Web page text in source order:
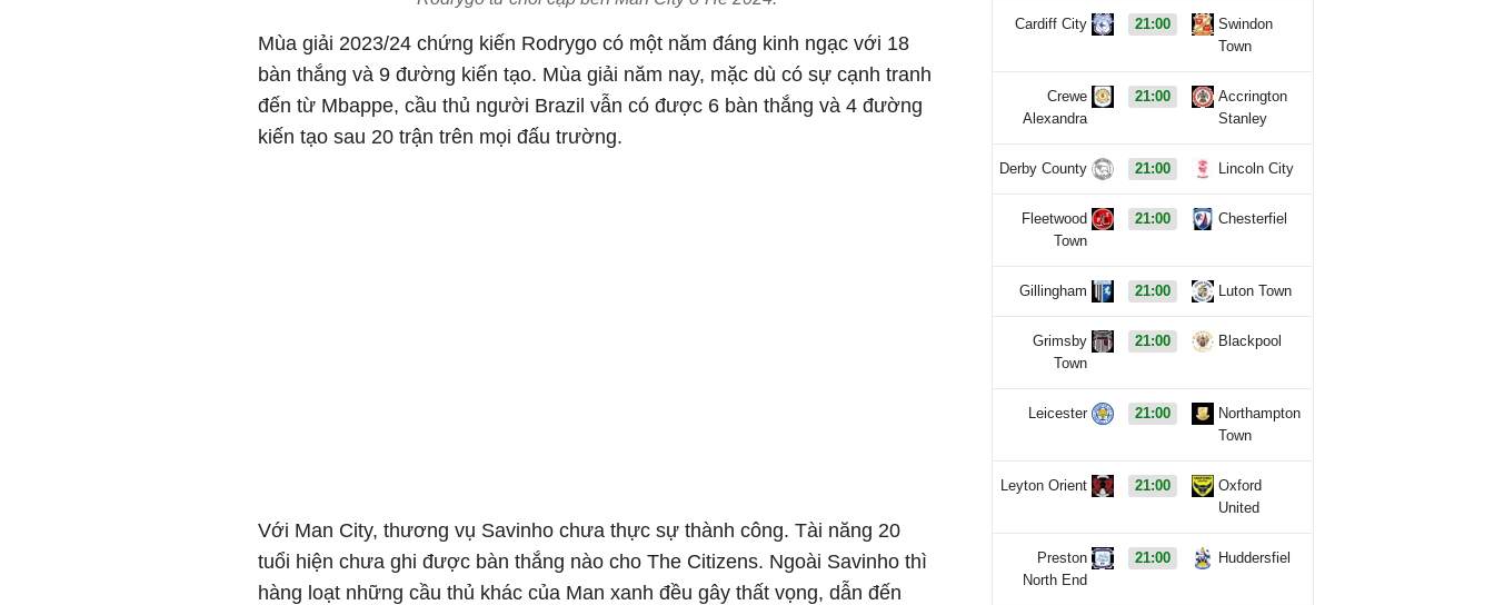
Mùa giải 2023/24 chứng kiến Rodrygo có một năm đáng kinh ngạc với 18
bàn thắng và 9 đường kiến tạo. Mùa giải năm nay, mặc dù có sự cạnh tranh
đến từ Mbappe, cầu thủ người Brazil vẫn có được 6 bàn thắng và 4 đường
kiến tạo sau 20 trận trên mọi đấu trường.
Với Man City, thương vụ Savinho chưa thực sự thành công. Tài năng 20
tuổi hiện chưa ghi được bàn thắng nào cho The Citizens. Ngoài Savinho thì
hàng loạt những cầu thủ khác của Man xanh đều gây thất vọng, dẫn đến
Cardiff City 21:00
Swindon
Town
Crewe
Alexandra
21:00
Accrington
Stanley
Derby County 21:00 Lincoln City
Fleetwood
Town
21:00 Chesterfiel
Gillingham 21:00 Luton Town
Grimsby
Town
21:00 Blackpool
Leicester 21:00
Northampton
Town
Leyton Orient 21:00
Oxford
United
Preston
North End
21:00 Huddersfiel